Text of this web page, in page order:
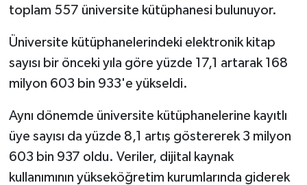
toplam 557 üniversite kütüphanesi bulunuyor.
Üniversite kütüphanelerindeki elektronik kitap
sayısı bir önceki yıla göre yüzde 17,1 artarak 168
milyon 603 bin 933'e yükseldi.
Aynı dönemde üniversite kütüphanelerine kayıtlı
üye sayısı da yüzde 8,1 artış göstererek 3 milyon
603 bin 937 oldu. Veriler, dijital kaynak
kullanımının yükseköğretim kurumlarında giderek